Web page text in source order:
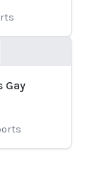
Gay